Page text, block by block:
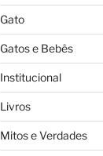
Gato
Gatos e Bebês
Institucional
Livros
Mitos e Verdades